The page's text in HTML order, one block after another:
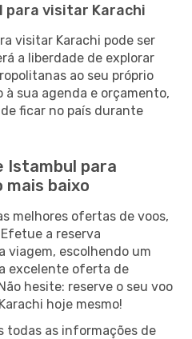
para visitar Karachi
visitar Karachi pode ser
a liberdade de explorar
ao seu próprio
sua agenda e orçamento,
ficar no país durante
Istambul para
mais baixo
melhores ofertas de voos,
a reserva
viagem, escolhendo um
excelente oferta de
hesite: reserve o seu voo
hoje mesmo!
todas as informações de